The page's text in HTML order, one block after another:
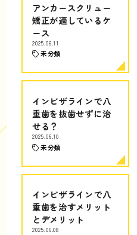
アンカースクリュー
矯正が適しているケ
ース
2025.06.11
未分類
インビザラインで八
重歯を抜歯せずに治
せる？
2025.06.10
未分類
インビザラインで八
重歯を治すメリット
とデメリット
2025.06.08